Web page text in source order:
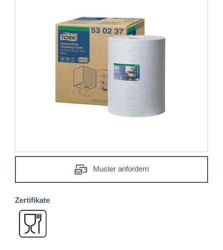
Muster anfordern
Zertifikate